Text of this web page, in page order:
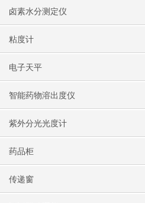
卤素水分测定仪
粘度计
电子天平
智能药物溶出度仪
紫外分光光度计
药品柜
传递窗